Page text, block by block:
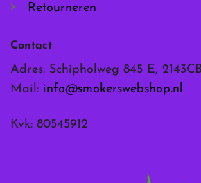
Retourneren
Contact
Adres: Schipholweg 845 E,
Mail: info@smokerswebshop.nl
Kvk: 80545912